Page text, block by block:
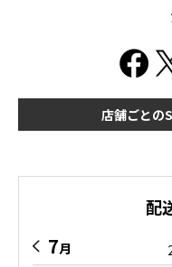
店舗ごとの
配
7月